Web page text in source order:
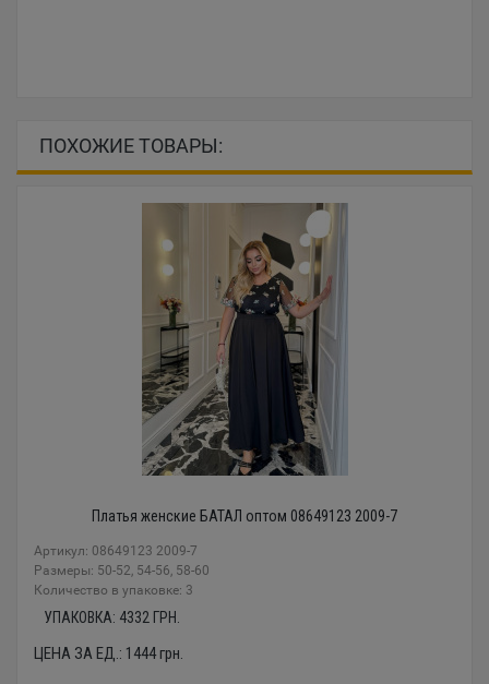
ПОХОЖИЕ ТОВАРЫ:
Платья женские БАТАЛ оптом 08649123 2009-7
Артикул: 08649123 2009-7
Размеры: 50-52, 54-56, 58-60
Количество в упаковке: 3
УПАКОВКА: 4332 ГРН.
ЦЕНА ЗА ЕД.: 1444грн.